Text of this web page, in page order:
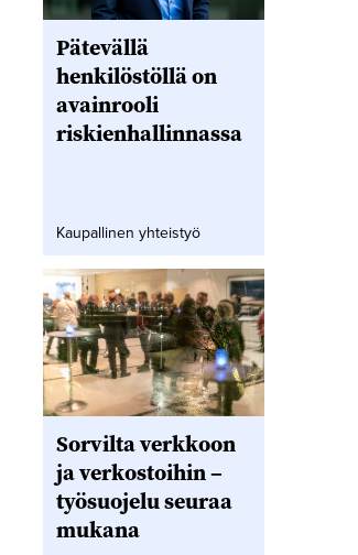
Pätevällä
henkilöstöllä on
avainrooli
riskienhallinnassa
Kaupallinen yhteistyö
Sorvilta verkkoon
ja verkostoihin –
työsuojelu seuraa
mukana